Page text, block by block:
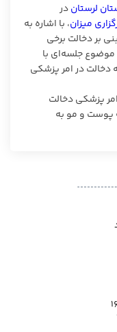
لرستاندر
میزان، با اشاره به
بر دخالت برخی
موضوع جلسه‌ای با
دخالت در امر پزشکی
پزشکی دخالت
پوست و مو به
تهران سه‌شنبه ۱۶